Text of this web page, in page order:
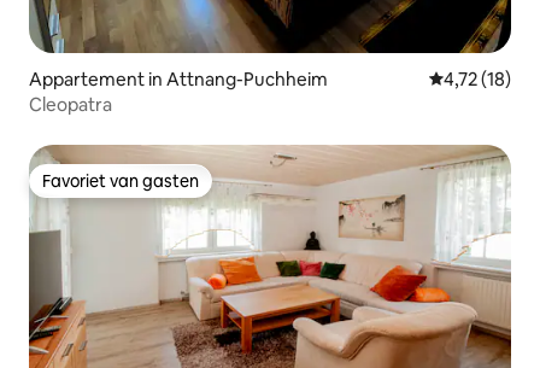
Appartement in Attnang-Puchheim Gemiddelde
4,72 (18)
Cleopatra
Favoriet van gasten
Favoriet van gasten